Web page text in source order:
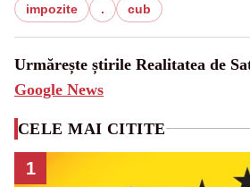
impozite
. cub
Urmărește știrile Realitatea de
Google News
CELE MAI CITITE
1